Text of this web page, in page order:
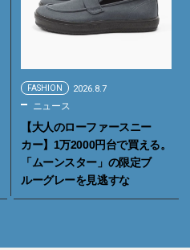
FASHION 2026.8.7
ニュース
【大人のローファースニー
カー】1万2000円台で買える。
「ムーンスター」の限定ブ
ルーグレーを見逃すな